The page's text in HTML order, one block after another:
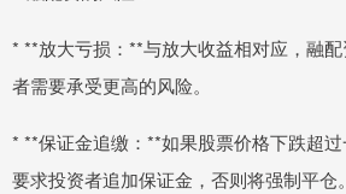
* **放大亏损：**与放大收益相对应，融
者需要承受更高的风险。
* **保证金追缴：**如果股票价格下跌超
要求投资者追加保证金，否则将强制平仓。